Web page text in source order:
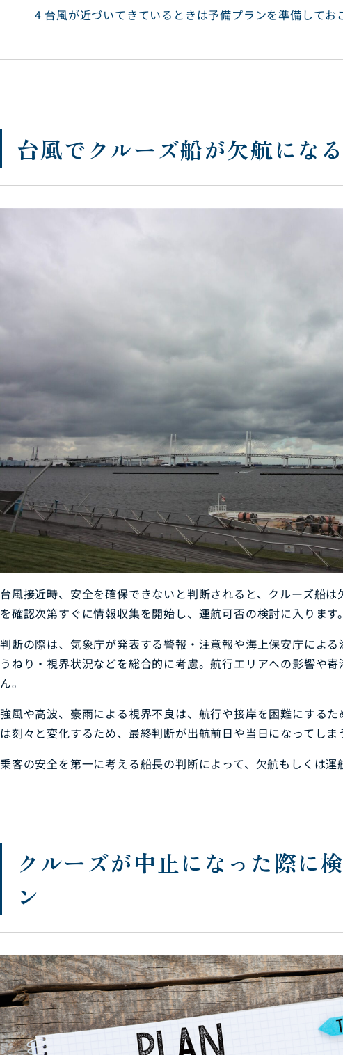
4 台風が近づいてきているときは予備プランを準備してお
台風でクルーズ船が欠航にな
台風接近時、安全を確保できないと判断されると、クルーズ船
を確認次第すぐに情報収集を開始し、運航可否の検討に入ります。
判断の際は、気象庁が発表する警報・注意報や海上保安庁によ
うねり・視界状況などを総合的に考慮。航行エリアへの影響や
ん。
強風や高波、豪雨による視界不良は、航行や接岸を困難にする
は刻々と変化するため、最終判断が出航前日や当日になってしま
乗客の安全を第一に考える船長の判断によって、欠航もしくは運
クルーズが中止になった際に
ン